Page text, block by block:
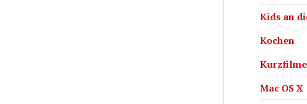
Kids an
Kochen
Kurzfilme
Mac OS X